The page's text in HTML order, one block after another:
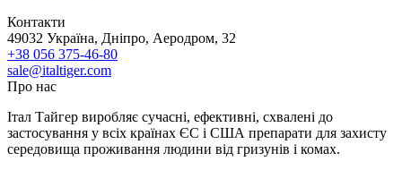
Контакти
49032 Україна, Дніпро, Аеродром, 32
+38 056 375-46-80
sale@italtiger.com
Про нас
Італ Тайгер виробляє сучасні, ефективні, схвалені до
застосування у всіх країнах ЄС і США препарати для захисту
середовища проживання людини від гризунів і комах.